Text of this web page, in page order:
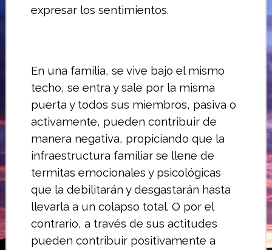
ex­presar los sentimientos.
En una familia, se vive bajo el mismo
te­cho, se entra y sale por la misma
puerta y todos sus miembros, pasiva o
activamen­te, pueden contribuir de
manera negativa, propiciando que la
infraestructura familiar se llene de
termitas emocionales y psico­lógicas
que la debilitarán y desgastarán hasta
llevarla a un colapso total. O por el
contrario, a través de sus ac­titudes
pueden contribuir positivamente a